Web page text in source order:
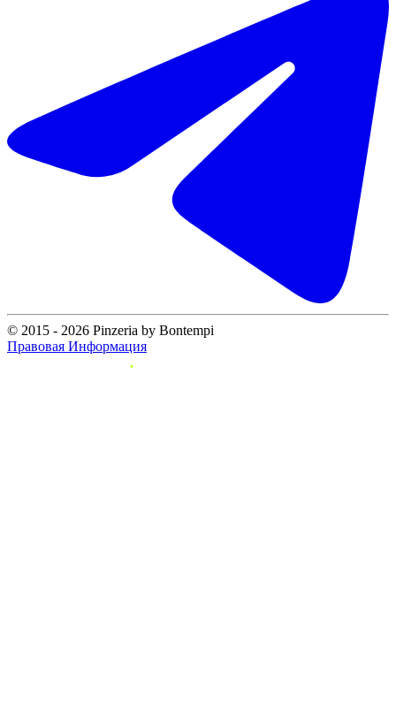
© 2015 - 2026 Pinzeria by Bontempi
Правовая Информация